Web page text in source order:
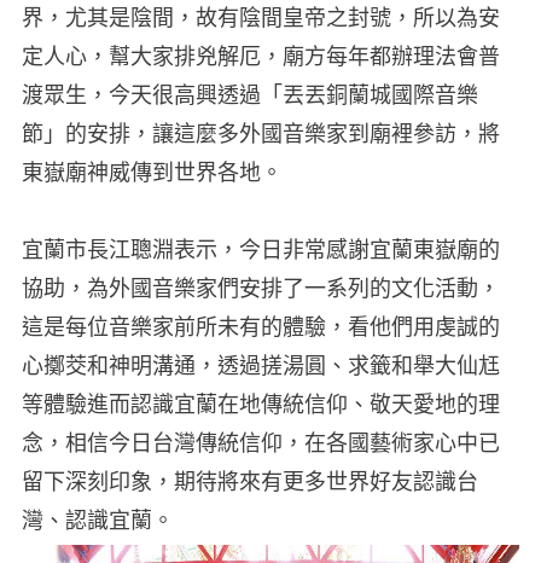
界，尤其是陰間，故有陰間皇帝之封號，所以為安
定人心，幫大家排兇解厄，廟方每年都辦理法會普
渡眾生，今天很高興透過「丟丟銅蘭城國際音樂
節」的安排，讓這麼多外國音樂家到廟裡參訪，將
東嶽廟神威傳到世界各地。
宜蘭市長江聰淵表示，今日非常感謝宜蘭東嶽廟的
協助，為外國音樂家們安排了一系列的文化活動，
這是每位音樂家前所未有的體驗，看他們用虔誠的
心擲茭和神明溝通，透過搓湯圓、求籤和舉大仙尪
等體驗進而認識宜蘭在地傳統信仰、敬天愛地的理
念，相信今日台灣傳統信仰，在各國藝術家心中已
留下深刻印象，期待將來有更多世界好友認識台
灣、認識宜蘭。